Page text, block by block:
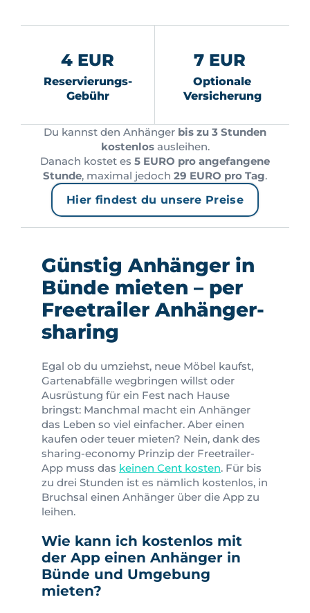
4 EUR
Reservierungs-
Gebühr
7 EUR
Optionale
Versicherung
Du kannst den Anhänger bis zu 3 Stunden
kostenlosausleihen.
Danach kostet es 5 EURO pro angefangene
Stunde, maximal jedoch 29 EURO pro Tag.
Hier findest du unsere Preise
Günstig Anhänger in
Bünde mieten – per
Freetrailer Anhänger-
sharing
Egal ob du umziehst, neue Möbel kaufst,
Gartenabfälle wegbringen willst oder
Ausrüstung für ein Fest nach Hause
bringst: Manchmal macht ein Anhänger
das Leben so viel einfacher. Aber einen
kaufen oder teuer mieten? Nein, dank des
sharing-economy Prinzip der Freetrailer-
App muss das keinen Cent kosten. Für bis
zu drei Stunden ist es nämlich kostenlos, in
Bruchsal einen Anhänger über die App zu
leihen.
Wie kann ich kostenlos mit
der App einen Anhänger in
Bünde und Umgebung
mieten?